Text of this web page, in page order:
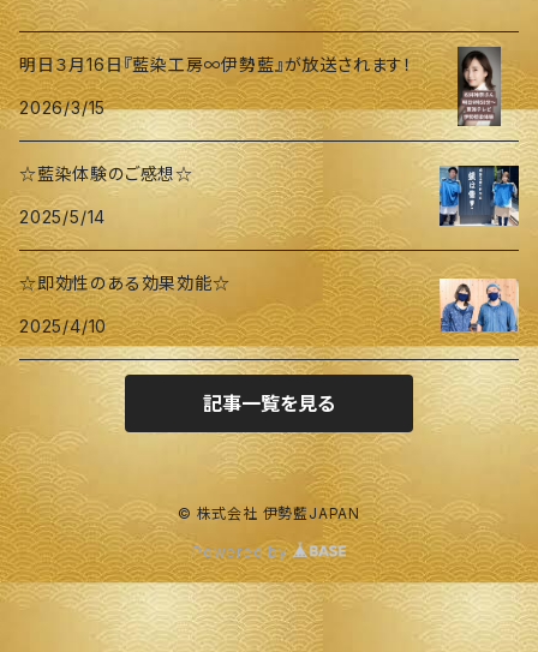
明日３月16日『藍染工房∞伊勢藍』が放送されます！
2026/3/15
☆藍染体験のご感想☆
2025/5/14
☆即効性のある効果効能☆
2025/4/10
記事一覧を見る
© 株式会社 伊勢藍JAPAN
Powered by